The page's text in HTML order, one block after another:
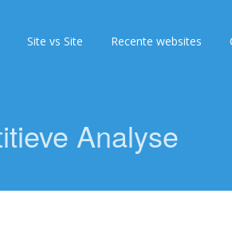
Site vs Site Recente websites
Analyse